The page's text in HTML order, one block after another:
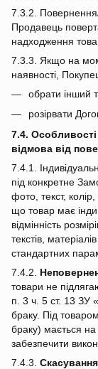
7.3.2. Повернення/
Продавець
надходження
7.3.3. Якщо на
наявності,
обрати інший
розірвати
7.4.
відмова від
7.4.1.
під конкретне
фото, текст,
що товар має
відмінність
текстів,
стандартних
7.4.2.
товари не
п. 3 ч. 5 ст. 13 ЗУ
браку. Під
браку) мається
забезпечити
7.4.3.